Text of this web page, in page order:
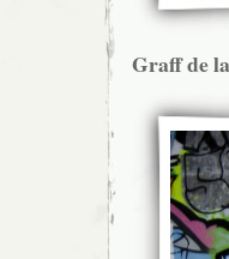
Graff de